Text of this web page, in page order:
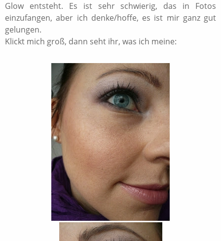
Glow entsteht. Es ist sehr schwierig, das in Fotos
einzufangen, aber ich denke/hoffe, es ist mir ganz gut
gelungen.
Klickt mich groß, dann seht ihr, was ich meine: